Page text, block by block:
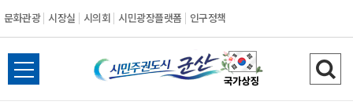
문화관광 시장실 시의회 시민광장플랫폼 인구정책
시
전
체
검
색